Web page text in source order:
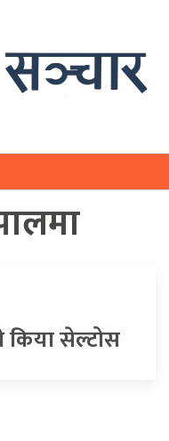
किया सेल्टोस